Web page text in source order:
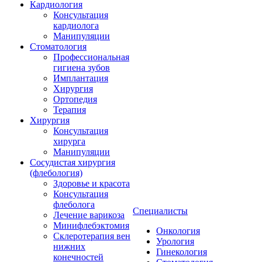
Кардиология
Консультация
кардиолога
Манипуляции
Стоматология
Профессиональная
гигиена зубов
Имплантация
Хирургия
Ортопедия
Терапия
Хирургия
Консультация
хирурга
Манипуляции
Cосудистая хирургия
(флебология)
Здоровье и красота
Консультация
флеболога
Лечение варикоза
Минифлебэктомия
Склеротерапия вен
нижних
конечностей
Специалисты
Онкология
Урология
Гинекология